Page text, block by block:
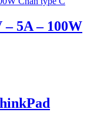
– 5A – 100W